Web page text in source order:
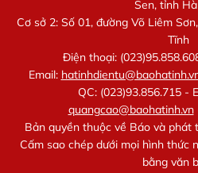
Sen, tỉnh
Cơ sở 2: Số 01, đường Võ Liêm
Tĩnh
Điện thoại:
Email:
QC: (023)93.856.715 -
quangcao@baohatinh.vn
Bản quyền thuộc về Báo và phát
Cấm sao chép dưới mọi hình thức
bằng văn